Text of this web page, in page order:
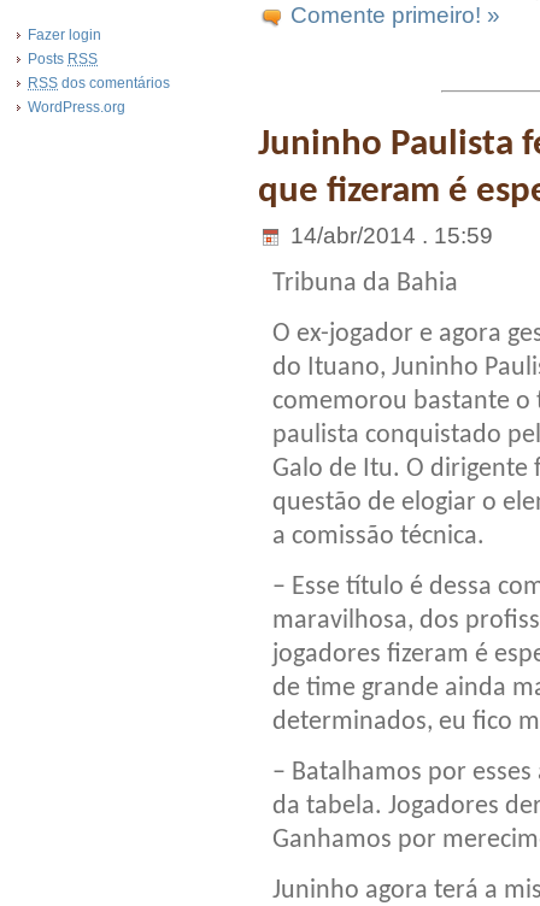
Fazer login
Posts RSS
RSS dos comentários
WordPress.org
Comente primeiro! »
Juninho Paulista
que fizeram é
14/abr/2014 . 15:59
Tribuna da Bahia
O ex-jogador e agora
do Ituano, Juninho
comemorou bastante o
paulista conquistado
Galo de Itu. O dirigente
questão de elogiar o
a comissão técnica.
– Esse título é dessa
maravilhosa, dos
jogadores fizeram é
de time grande ainda
determinados, eu fico
– Batalhamos por
da tabela. Jogadores
Ganhamos por
Juninho agora terá a